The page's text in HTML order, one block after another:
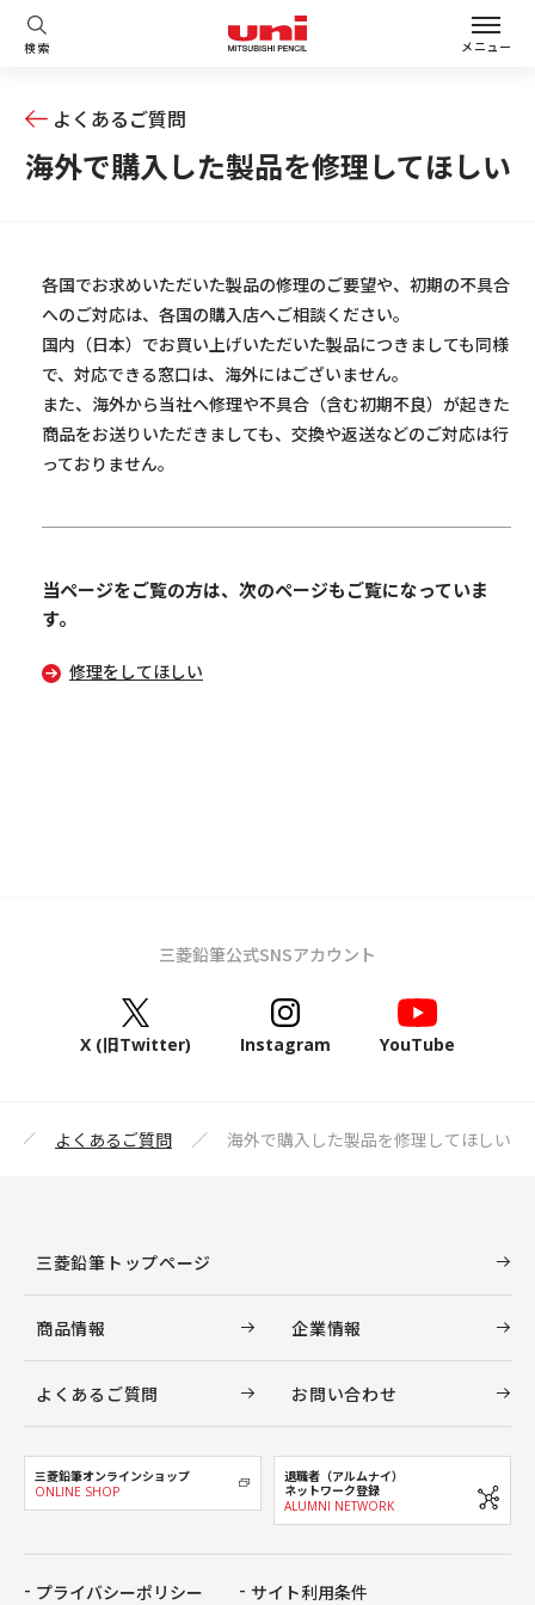
検索 メニュー
よくあるご質問
海外で購入した製品を修理してほしい
各国でお求めいただいた製品の修理のご要望や、初期の不具合
へのご対応は、各国の購入店へご相談ください。
国内（日本）でお買い上げいただいた製品につきましても同様
で、対応できる窓口は、海外にはございません。
また、海外から当社へ修理や不具合（含む初期不良）が起きた
商品をお送りいただきましても、交換や返送などのご対応は行
っておりません。
当ページをご覧の方は、次のページもご覧になっていま
す。
修理をしてほしい
三菱鉛筆公式SNSアカウント
X (旧Twitter) Instagram YouTube
よくあるご質問 海外で購入した製品を修理してほしい
三菱鉛筆トップページ
商品情報 企業情報
よくあるご質問 お問い合わせ
三菱鉛筆オンラインショップ
ONLINE SHOP
退職者（アルムナイ）
ネットワーク登録
ALUMNI NETWORK
プライバシーポリシー サイト利用条件